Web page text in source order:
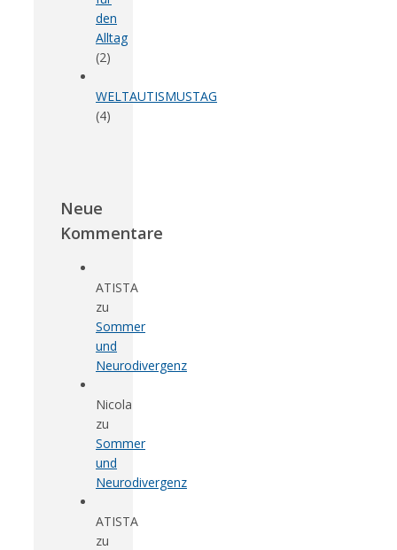
den
Alltag
(2)
WELTAUTISMUSTAG
(4)
Neue
Kommentare
ATISTA
zu
Sommer
und
Neurodivergenz
Nicola
zu
Sommer
und
Neurodivergenz
ATISTA
zu